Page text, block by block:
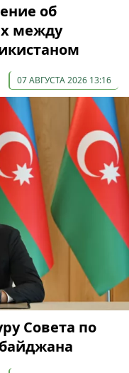
об
между
07 АВГУСТА 2026 13:16
Совета по